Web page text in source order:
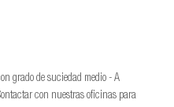
grado de suciedad medio - A
con nuestras oficinas para